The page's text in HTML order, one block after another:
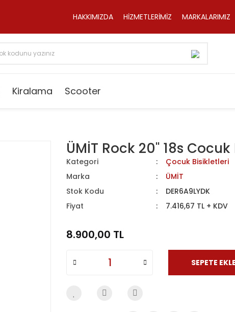
HAKKIMIZDA HİZMETLERİMİZ MARKALARIMIZ
Kiralama Scooter
ÜMİT Rock 20'' 18s
Kategori
Çocuk Bisikletleri
Marka
ÜMİT
Stok Kodu
DER6A9LYDK
Fiyat
7.416,67 TL + KDV
8.900,00 TL
SEPETE EKLE